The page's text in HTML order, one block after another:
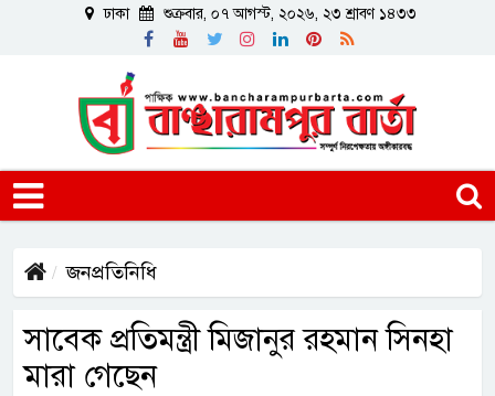
ঢাকা শুক্রবার, ০৭ আগস্ট, ২০২৬, ২৩ শ্রাবণ ১৪৩৩
জনপ্রতিনিধি
সাবেক প্রতিমন্ত্রী মিজানুর রহমান সিনহা
মারা গেছেন